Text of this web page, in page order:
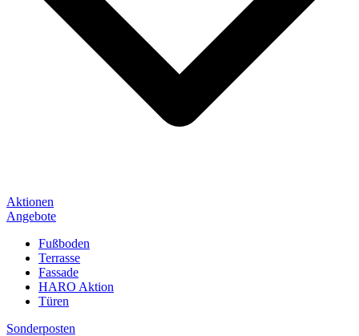
Aktionen
Angebote
Fußboden
Terrasse
Fassade
HARO Aktion
Türen
Sonderposten